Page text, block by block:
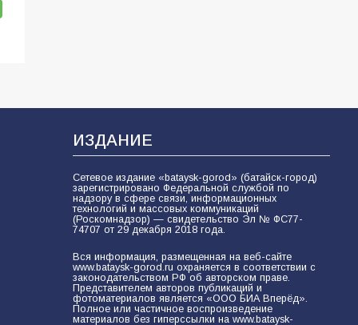
ИЗДАНИЕ
Сетевое издание «bataysk-gorod» (батайск-город)
зарегистрировано Федеральной службой по
надзору в сфере связи, информационных
технологий и массовых коммуникаций
(Роскомнадзор) — свидетельство Эл № ФС77-
74707 от 29 декабря 2018 года.
Вся информация, размещенная на веб-сайте
www.bataysk-gorod.ru охраняется в соответствии с
законодательством РФ об авторском праве.
Представителем авторов публикаций и
фотоматериалов является «ООО БИА Вперёд».
Полное или частичное воспроизведение
материалов без гиперссылки на www.bataysk-